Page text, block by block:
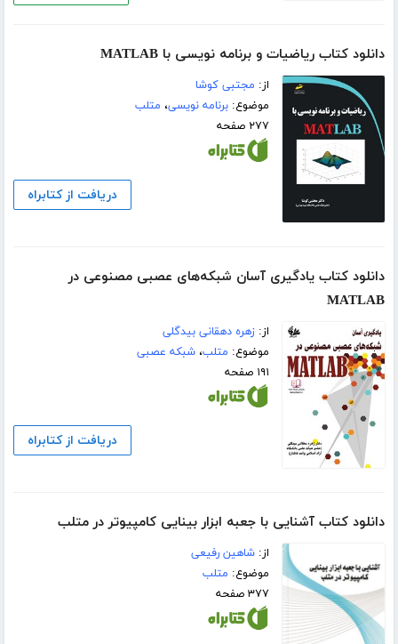
دانلود کتاب ریاضیات و برنامه نویسی با MATLAB
از: مجتبی کوشا
موضوع:برنامه نویسی، متلب
۲۷۷ صفحه
دریافت از کتابراه
دانلود کتاب یادگیری آسان شبکه‌های عصبی مصنوعی در
MATLAB
از:زهره دهقانی بیدگلی
موضوع: متلب،شبکه عصبی
۱۹۱ صفحه
دریافت از کتابراه
دانلود کتاب آشنایی با جعبه ابزار بینایی کامپیوتر در متلب
از:شاهین رفیعی
موضوع: متلب
۳۷۷ صفحه